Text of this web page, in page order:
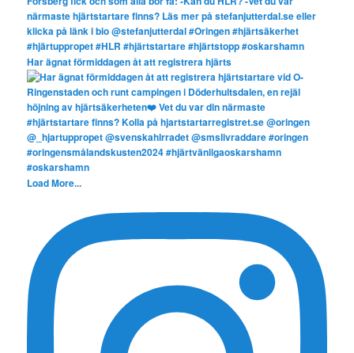
Har ägnat förmiddagen åt att registrera hjärts
Load More...